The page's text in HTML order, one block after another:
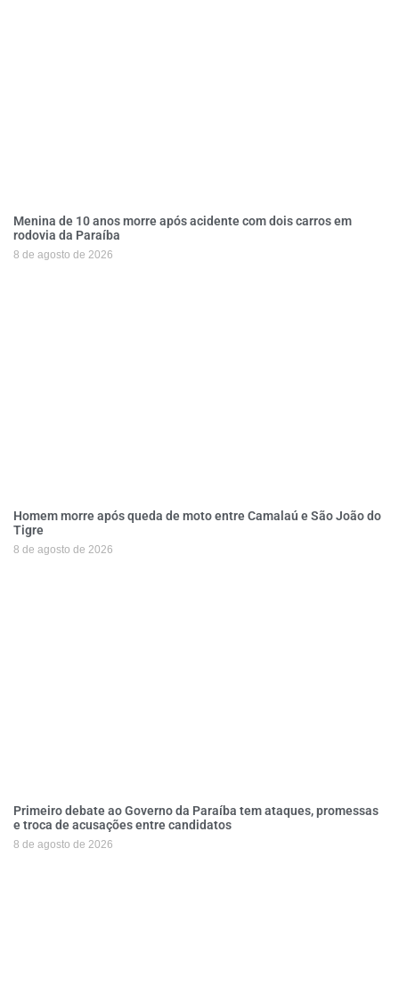
Menina de 10 anos morre após acidente com dois carros em
rodovia da Paraíba
8 de agosto de 2026
Homem morre após queda de moto entre Camalaú e São João do
Tigre
8 de agosto de 2026
Primeiro debate ao Governo da Paraíba tem ataques, promessas
e troca de acusações entre candidatos
8 de agosto de 2026